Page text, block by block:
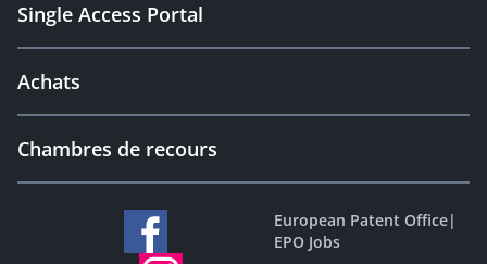
Single Access Portal
Achats
Chambres de recours
European Patent Office|
EPO Jobs